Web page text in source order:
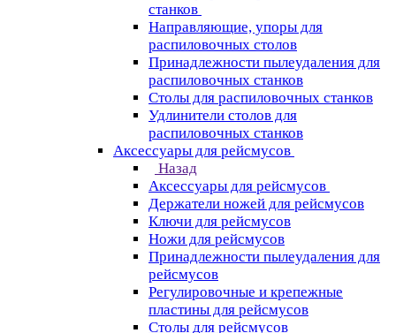
станков
Направляющие, упоры для
распиловочных столов
Принадлежности пылеудаления для
распиловочных станков
Столы для распиловочных станков
Удлинители столов для
распиловочных станков
Аксессуары для рейсмусов
Назад
Аксессуары для рейсмусов
Держатели ножей для рейсмусов
Ключи для рейсмусов
Ножи для рейсмусов
Принадлежности пылеудаления для
рейсмусов
Регулировочные и крепежные
пластины для рейсмусов
Столы для рейсмусов